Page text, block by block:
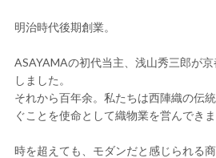
明治時代後期創業。
ASAYAMAの初代当主、浅山秀三郎が
しました。
それから百年余。私たちは西陣織の伝
ぐことを使命として織物業を営んできま
時を超えても、モダンだと感じられる